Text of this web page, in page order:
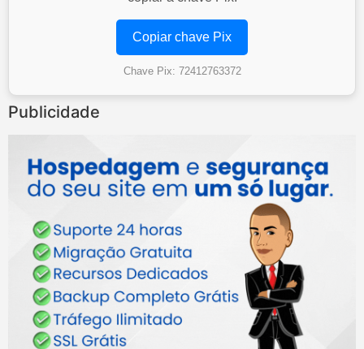
Copiar chave Pix
Chave Pix: 72412763372
Publicidade